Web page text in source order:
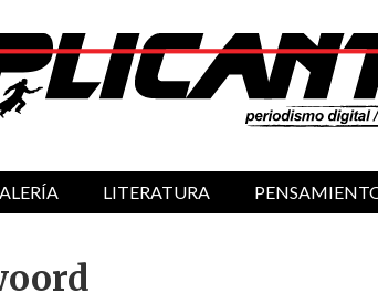
LITERATURA